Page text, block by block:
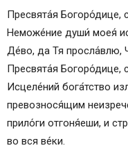
Пресвята́я Богоро́дице,
Неможе́ние души́ моея́
Де́во, да Тя просла́влю,
Пресвята́я Богоро́дице,
Исцеле́ний бога́тство
превознося́щим
прило́ги отгоня́еши, и
во вся ве́ки.